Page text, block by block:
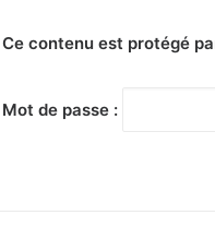
Ce contenu est protégé
Mot de passe :